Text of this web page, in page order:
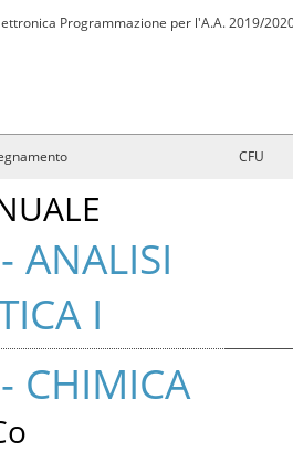
Programmazione per l'A.A. 2019/
CFU
ANALISI
I
CHIMICA